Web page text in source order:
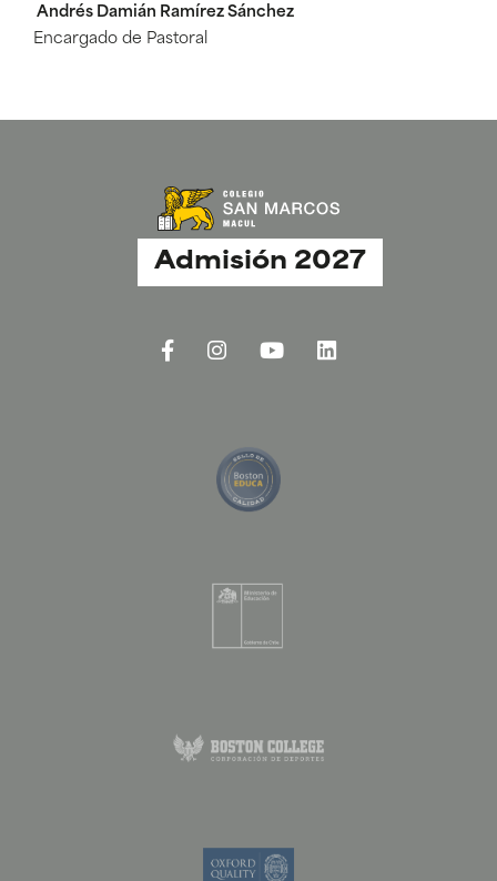
Andrés Damián Ramírez Sánchez
Encargado de Pastoral
Admisión 2027